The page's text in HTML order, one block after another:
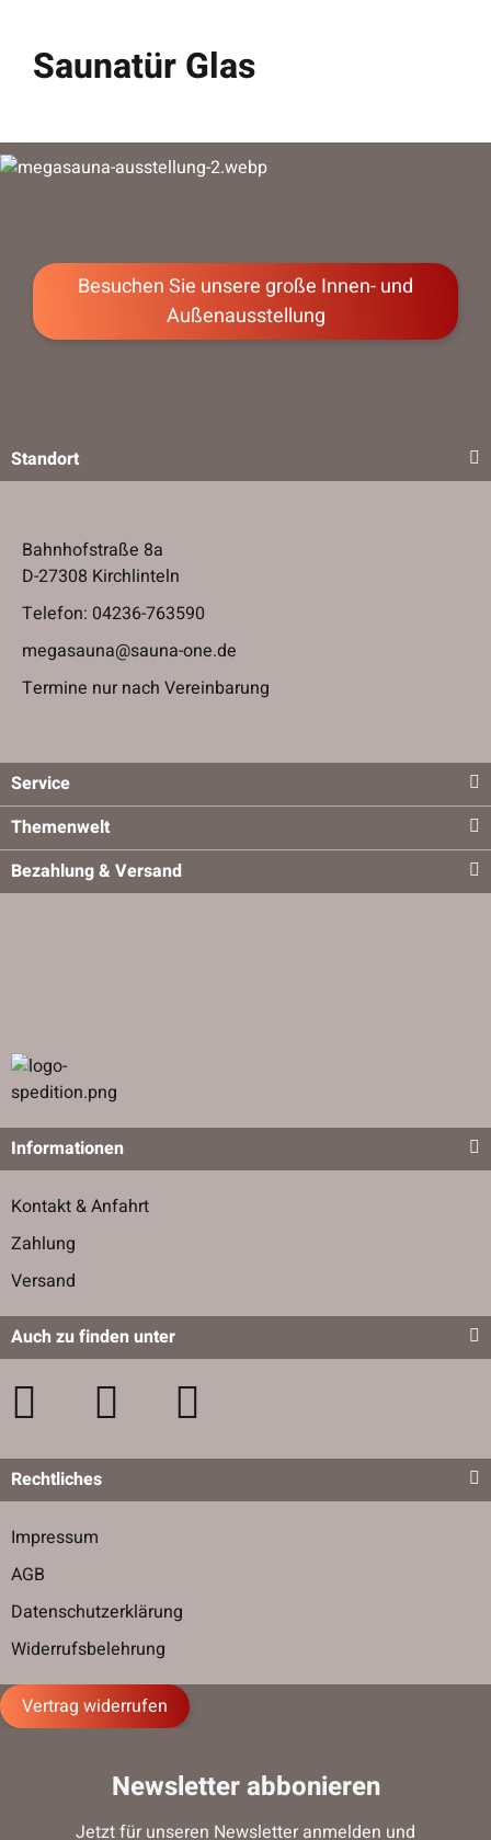
Saunatür Glas
Besuchen Sie unsere große Innen- und
Außenausstellung
Standort
Bahnhofstraße 8a
D-27308 Kirchlinteln
Telefon: 04236-763590
megasauna@sauna-one.de
Termine nur nach Vereinbarung
Service
Themenwelt
Bezahlung & Versand
Informationen
Kontakt & Anfahrt
Zahlung
Versand
Auch zu finden unter
Rechtliches
Impressum
AGB
Datenschutzerklärung
Widerrufsbelehrung
Vertrag widerrufen
Newsletter abbonieren
Jetzt für unseren Newsletter anmelden und